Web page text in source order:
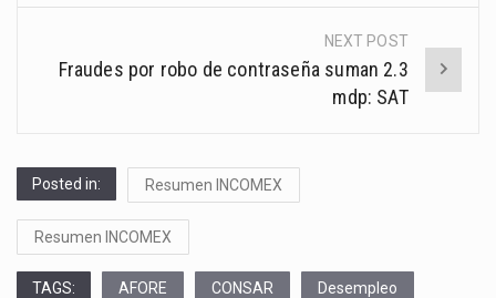
NEXT POST
Fraudes por robo de contraseña suman 2.3
mdp: SAT
Posted in: Resumen INCOMEX
Resumen INCOMEX
TAGS: AFORE CONSAR Desempleo